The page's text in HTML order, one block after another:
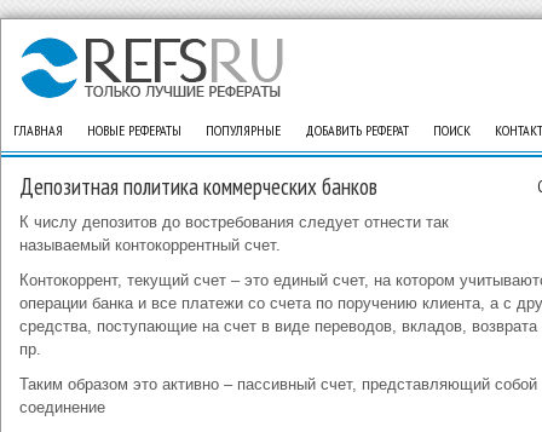
ГЛАВНАЯ НОВЫЕ РЕФЕРАТЫ ПОПУЛЯРНЫЕ ДОБАВИТЬ РЕФЕРАТ ПОИСК
Депозитная политика коммерческих банков
К числу депозитов до востребования следует отнести так
называемый контокоррентный счет.
Контокоррент, текущий счет – это единый счет, на котором
операции банка и все платежи со счета по поручению клиента, а с
средства, поступающие на счет в виде переводов, вкладов, возврата
пр.
Таким образом это активно – пассивный счет, представляющий собой
соединение